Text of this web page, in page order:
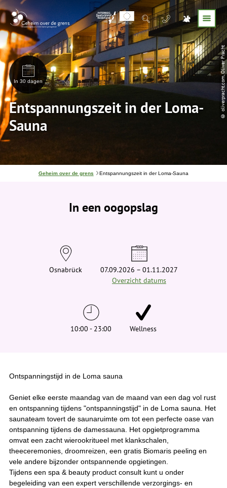
© oliverpracht.com, Oliver Pracht
In 30 dagen
Entspannungszeit in der Loma-
Sauna
J
Geheim over de grens Entspannungszeit in der Loma-Sauna
In een oogopslag
Osnabrück
07.09.2026 – 01.11.2027
Overzicht datums
10:00 - 23:00 Wellness
Ontspanningstijd in de Loma sauna
Geniet elke eerste maandag van de maand van een dag vol rust
en ontspanning tijdens "ontspanningstijd" in de Loma sauna. Het
saunateam tovert de saunaruimte om tot een perfecte oase van
ontspanning tijdens de damessauna. Het opgietprogramma
omvat een zacht wierookritueel met klankschalen,
theeceremonies, droomreizen, een gratis Biomaris peeling en
vele andere bijzonder ontspannende opgietingen.
Tijdens een spa & beauty product consult kunt u onder
begeleiding van een expert verschillende verzorgings- en